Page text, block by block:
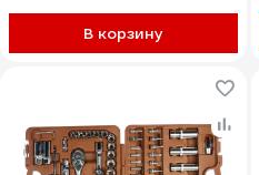
В корзину